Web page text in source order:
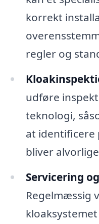
korrekt
regler og
udføre
teknologi,
at identificere
bliver
Servicering
Regelmæssig